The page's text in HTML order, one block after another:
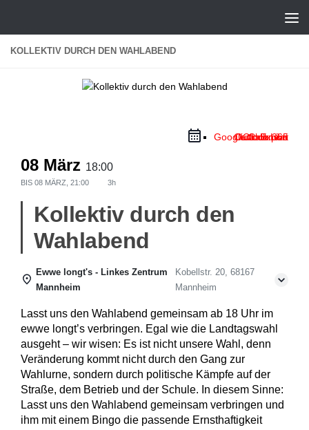
KOLLEKTIV DURCH DEN WAHLABEND
iCal Export
Google Calendar
Outlook 365
Outlook Live
08 März 18:00
BIS 08 MÄRZ, 21:00 3h
Kollektiv durch den
Wahlabend
Ewwe longt's - Linkes Zentrum
Mannheim
Kobellstr. 20, 68167
Mannheim
Lasst uns den Wahlabend gemeinsam ab 18 Uhr im
ewwe longt’s verbringen. Egal wie die Landtagswahl
ausgeht – wir wisen: Es ist nicht unsere Wahl, denn
Veränderung kommt nicht durch den Gang zur
Wahlurne, sondern durch politische Kämpfe auf der
Straße, dem Betrieb und der Schule. In diesem Sinne:
Lasst uns den Wahlabend gemeinsam verbringen und
ihm mit einem Bingo die passende Ernsthaftigkeit